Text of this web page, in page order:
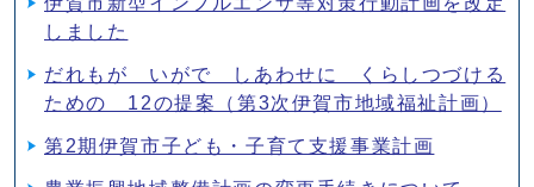
しました
だれもが いがで しあわせに くらしつづける
ための 12の提案（第3次伊賀市地域福祉計画）
第2期伊賀市子ども・子育て支援事業計画